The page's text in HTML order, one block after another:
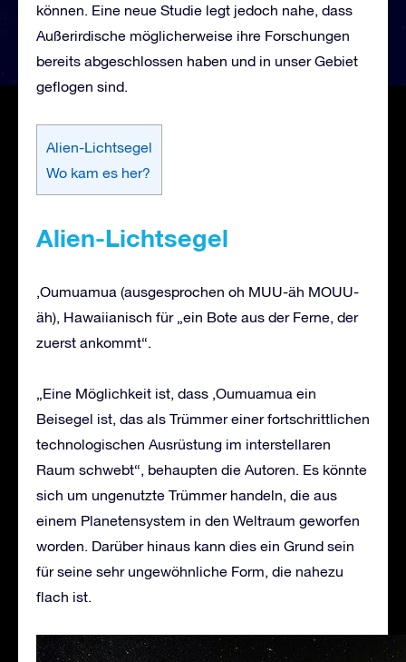
können. Eine neue Studie legt jedoch nahe, dass
Außerirdische möglicherweise ihre Forschungen
bereits abgeschlossen haben und in unser Gebiet
geflogen sind.
Alien-Lichtsegel
Wo kam es her?
Alien-Lichtsegel
‚Oumuamua (ausgesprochen oh MUU-äh MOUU-
äh), Hawaiianisch für „ein Bote aus der Ferne, der
zuerst ankommt“.
„Eine Möglichkeit ist, dass ‚Oumuamua ein
Beisegel ist, das als Trümmer einer fortschrittlichen
technologischen Ausrüstung im interstellaren
Raum schwebt“, behaupten die Autoren. Es könnte
sich um ungenutzte Trümmer handeln, die aus
einem Planetensystem in den Weltraum geworfen
worden. Darüber hinaus kann dies ein Grund sein
für seine sehr ungewöhnliche Form, die nahezu
flach ist.